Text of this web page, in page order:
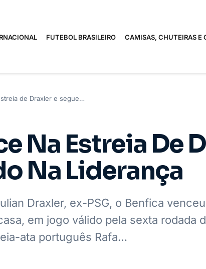
FUTEBOL BRASILEIRO CAMISAS, CHUTEIRAS E
de Draxler e segue…
Na Estreia De
Na Liderança
Draxler, ex-PSG, o Benfica
em jogo válido pela sexta rodada
ata português Rafa…